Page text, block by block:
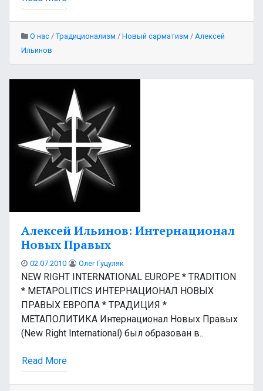
О нас / Традиционализм / Новый сарматизм / Алексей
Ильинов
Алексей Ильинов: Интернационал
Новых Правых
02.07.2010 Олег Гуцуляк
NEW RIGHT INTERNATIONAL EUROPE * TRADITION
* METAPOLITICS ИНТЕРНАЦИОНАЛ НОВЫХ
ПРАВЫХ ЕВРОПА * ТРАДИЦИЯ *
МЕТАПОЛИТИКА Интернационал Новых Правых
(New Right International) был образован в..
Read More